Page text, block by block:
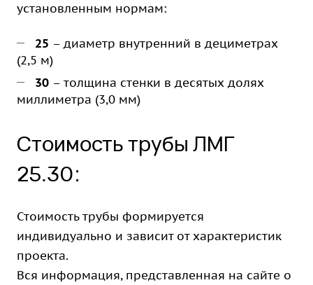
установленным нормам:
25 – диаметр внутренний в дециметрах
(2,5 м)
30 – толщина стенки в десятых долях
миллиметра (3,0 мм)
Стоимость трубы ЛМГ
25.30:
Стоимость трубы формируется
индивидуально и зависит от характеристик
проекта.
Вся информация, представленная на сайте о